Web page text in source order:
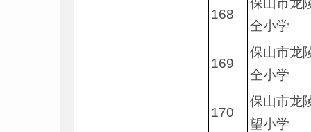
168
保山市龙
全小学
169
保山市龙
全小学
170
保山市龙
望小学